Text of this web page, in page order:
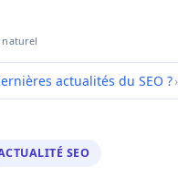
actualités du SEO ?›
SEO